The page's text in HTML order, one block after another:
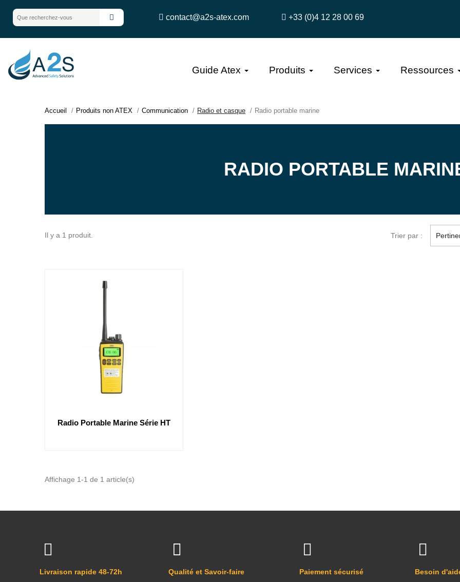
contact@a2s-atex.com +33 (0)4 12 28 00 69
Guide Atex Produits Services Ressources
Accueil Produits non ATEX Communication Radio et casque Radio portable marine
RADIO PORTABLE
Il y a 1 produit. Trier par :
Radio Portable Marine Série HT
Affichage 1-1 de 1 article(s)
Livraison rapide 48-72h Qualité et Savoir-faire Paiement sécurisé Besoin